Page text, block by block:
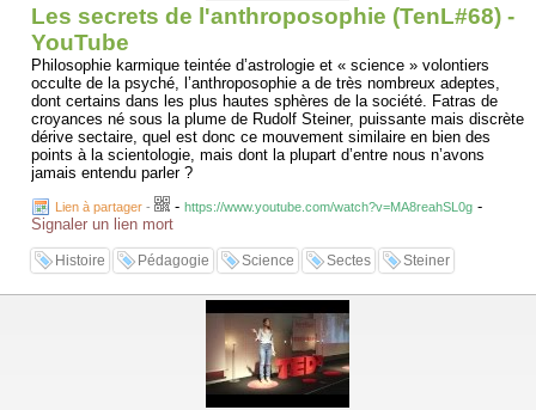
Les secrets de l'anthroposophie (TenL#68) -
YouTube
Philosophie karmique teintée d’astrologie et « science » volontiers
occulte de la psyché, l’anthroposophie a de très nombreux adeptes,
dont certains dans les plus hautes sphères de la société. Fatras de
croyances né sous la plume de Rudolf Steiner, puissante mais discrète
dérive sectaire, quel est donc ce mouvement similaire en bien des
points à la scientologie, mais dont la plupart d’entre nous n’avons
jamais entendu parler ?
Lien à partager - - https://www.youtube.com/watch?v=MA8reahSL0g -
Signaler un lien mort
Histoire Pédagogie Science Sectes Steiner